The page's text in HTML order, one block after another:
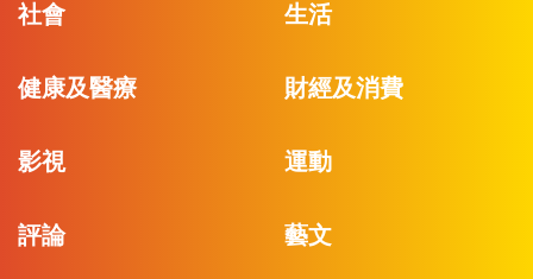
社會 生活
健康及醫療 財經及消費
影視 運動
評論 藝文